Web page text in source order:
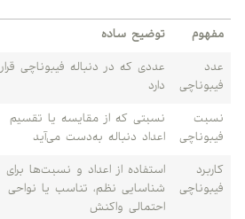
مفهوم توضیح ساده
عدد
فیبوناچی
عددی که در دنباله فیبوناچی قرار
دارد
نسبت
فیبوناچی
نسبتی که از مقایسه یا تقسیم
اعداد دنباله به‌دست می‌آید
کاربرد
فیبوناچی
استفاده از اعداد و نسبت‌ها برای
شناسایی نظم، تناسب یا نواحی
احتمالی واکنش